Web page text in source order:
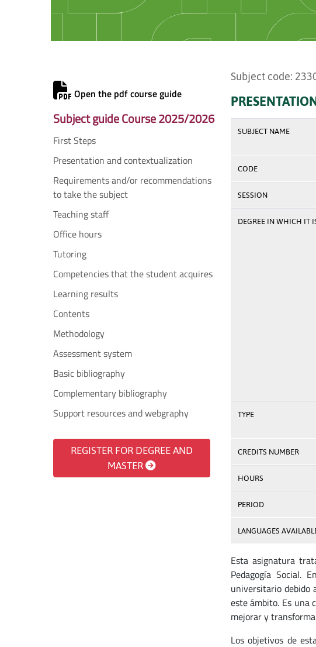
Open the pdf course guide
Subject guide Course 2025/2026
First Steps
Presentation and contextualization
Requirements and/or recommendations
to take the subject
Teaching staff
Office hours
Tutoring
Competencies that the student acquires
Learning results
Contents
Methodology
Assessment system
Basic bibliography
Complementary bibliography
Support resources and webgraphy
REGISTER FOR DEGREE AND
MASTER
Subject code:
SUBJECT NAME
CODE
SESSION
DEGREE IN WHICH IT
TYPE
CREDITS NUMBER
HOURS
PERIOD
LANGUAGES
Esta asignatura
Pedagogía Social.
universitario debido
este ámbito. Es una
mejorar y
Los objetivos de